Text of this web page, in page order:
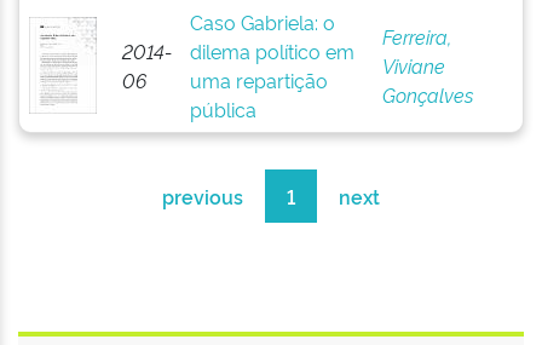
2014-
06
Caso Gabriela: o
dilema político em
uma repartição
pública
Ferreira,
Viviane
Gonçalves
previous 1 next